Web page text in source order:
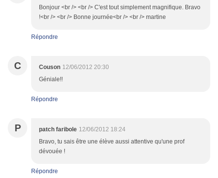
Bonjour <br /> <br /> C'est tout simplement magnifique. Bravo
!<br /> <br /> Bonne journée<br /> <br /> martine
Répondre
C Couson 12/06/2012 20:30
Géniale!!
Répondre
P patch faribole 12/06/2012 18:24
Bravo, tu sais être une élève aussi attentive qu'une prof
dévouée !
Répondre